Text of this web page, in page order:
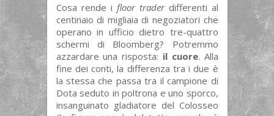
Cosa rende i floor trader differenti al
centinaio di migliaia di negoziatori che
operano in ufficio dietro tre-quattro
schermi di Bloomberg? Potremmo
azzardare una risposta: il cuore. Alla
fine dei conti, la differenza tra i due è
la stessa che passa tra il campione di
Dota seduto in poltrona e uno sporco,
insanguinato gladiatore del Colosseo